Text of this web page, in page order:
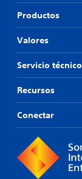
Productos
Valores
Servicio técnico
Recursos
Conectar